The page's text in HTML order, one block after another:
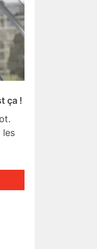
ça !
les